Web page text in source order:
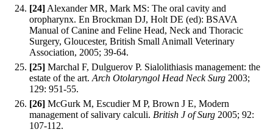
[24]Alexander MR, Mark MS: The oral cavity and
oropharynx. En Brockman DJ, Holt DE (ed): BSAVA
Manual of Canine and Feline Head, Neck and Thoracic
Surgery, Gloucester, British Small Animall Veterinary
Association, 2005; 39-64.
[25] Marchal F, Dulguerov P. Sialolithiasis management: the
estate of the art.Arch Otolaryngol Head Neck Surg 2003;
129: 951-55.
[26] McGurk M, Escudier M P, Brown J E, Modern
management of salivary calculi. British J of Surg 2005; 92:
107-112.